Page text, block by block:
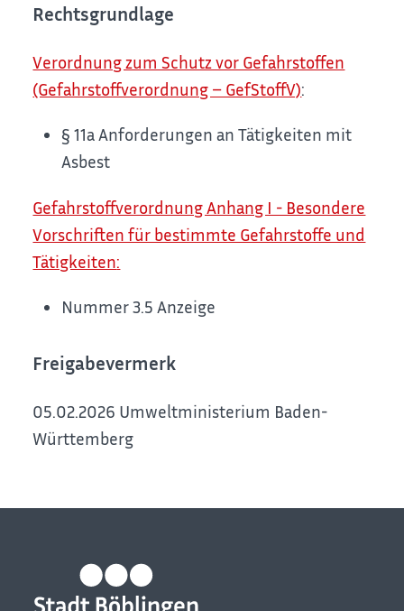
Rechtsgrundlage
Verordnung zum Schutz vor Gefahrstoffen
(Gefahrstoffverordnung – GefStoffV):
§ 11a Anforderungen an Tätigkeiten mit
Asbest
Gefahrstoffverordnung Anhang I - Besondere
Vorschriften für bestimmte Gefahrstoffe und
Tätigkeiten:
Nummer 3.5 Anzeige
Freigabevermerk
05.02.2026 Umweltministerium Baden-
Württemberg